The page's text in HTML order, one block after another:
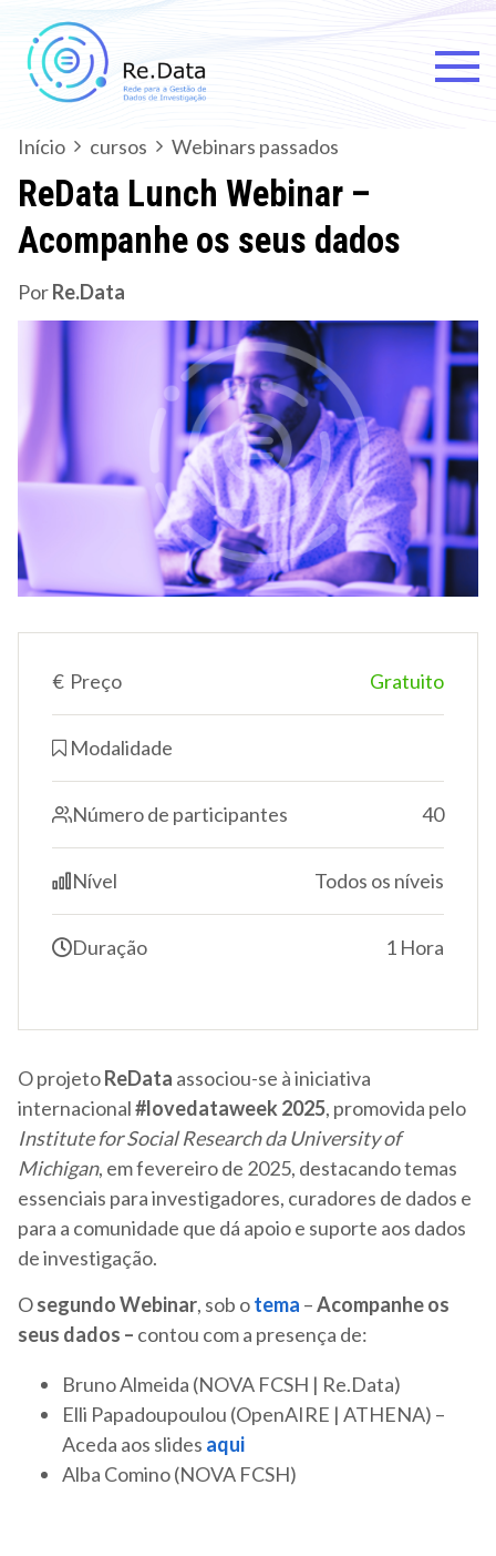
content
Rede para a Gestão de Dados
Início cursos Webinars passados
ReData Lunch Webinar –
Acompanhe os seus dados
PorRe.Data
€ Preço Gratuito
Modalidade
Número de participantes 40
Nível Todos os níveis
Duração 1 Hora
O projetoReData associou-se à iniciativa
internacional#lovedataweek 2025, promovida pelo
Institute for Social Research da University of
Michigan, em fevereiro de 2025, destacando temas
essenciais para investigadores, curadores de dados e
para a comunidade que dá apoio e suporte aos dados
de investigação.
Osegundo Webinar, sob otema –Acompanhe os
seus dados – contou com a presença de:
Bruno Almeida (NOVA FCSH | Re.Data)
Elli Papadoupoulou (OpenAIRE | ATHENA) –
Aceda aos slides aqui
Alba Comino (NOVA FCSH)